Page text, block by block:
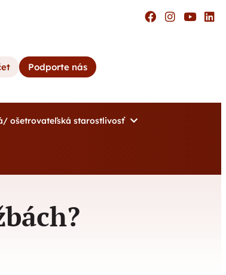
Podporte nás
ošetrovateľská starostlivosť